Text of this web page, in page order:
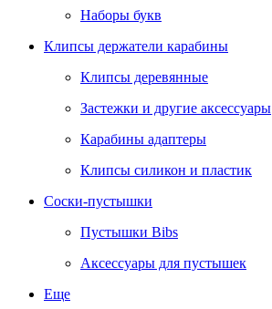
Наборы букв
Клипсы держатели карабины
Клипсы деревянные
Застежки и другие аксессуары
Карабины адаптеры
Клипсы силикон и пластик
Соски-пустышки
Пустышки Bibs
Аксессуары для пустышек
Еще